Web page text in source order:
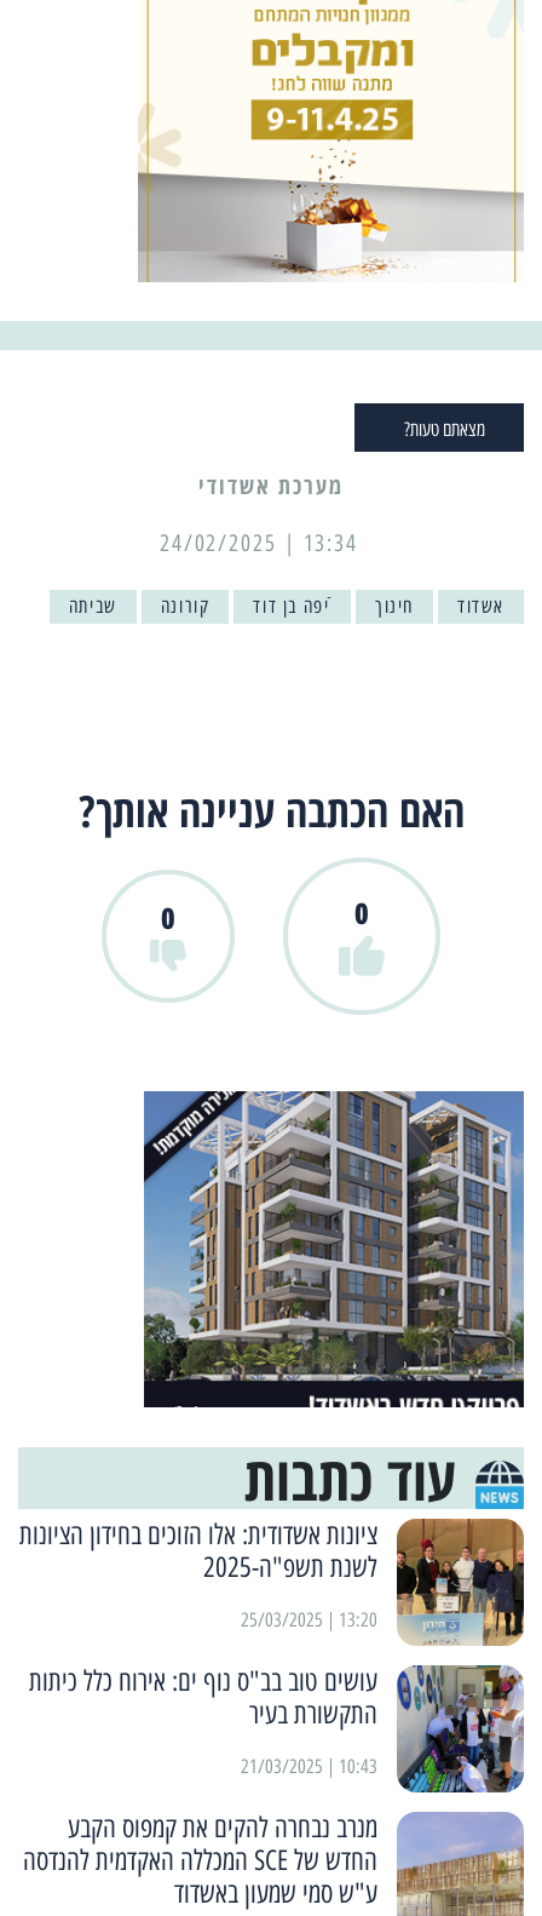
מצאתם טעות?
מערכת אשדודי
13:34 | 24/02/2025
אשדוד חינוך ֿיפה בן דוד קורונה שביתה
האם הכתבה עניינה אותך?
0
0
עוד כתבות
ציונות אשדודית: אלו הזוכים בחידון הציונות
לשנת תשפ"ה-2025
13:20 | 25/03/2025
עושים טוב בב"ס נוף ים: אירוח כלל כיתות
התקשורת בעיר
10:43 | 21/03/2025
מנרב נבחרה להקים את קמפוס הקבע
החדש של SCE המכללה האקדמית להנדסה
ע"ש סמי שמעון באשדוד